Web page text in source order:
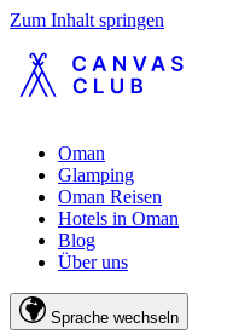
Zum Inhalt springen
Oman
Glamping
Oman Reisen
Hotels in Oman
Blog
Über uns
Sprache wechseln